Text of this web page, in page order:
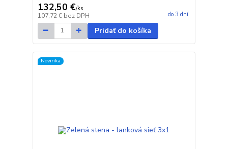
132,50 €/ks
107,72 € bez DPH do 3 dní
Pridať do košíka
Novinka